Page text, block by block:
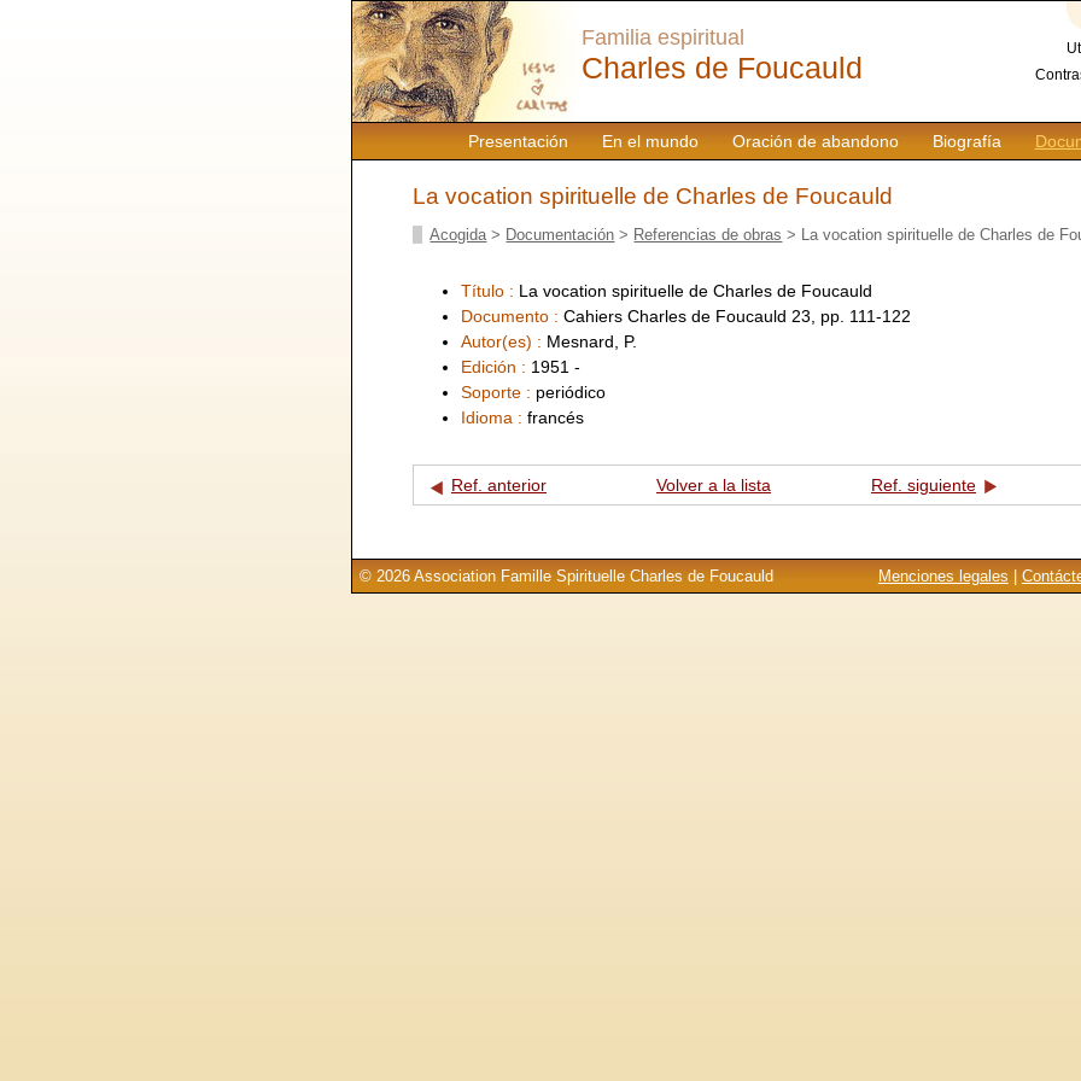
Presentación En el mundo Oración de abandono Biografía
Familia espiritual
Charles de Foucauld
La vocation spirituelle de Charles de Foucauld
Acogida > Documentación > Referencias de obras > La vocation spirituelle de Charles de
Título : La vocation spirituelle de Charles de Foucauld
Documento : Cahiers Charles de Foucauld 23, pp. 111-122
Autor(es) : Mesnard, P.
Edición : 1951 -
Soporte : periódico
Idioma : francés
Ref. anterior Volver a la lista Ref. siguiente
Menciones legales
© 2026 Association Famille Spirituelle Charles de Foucauld